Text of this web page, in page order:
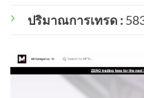
ปริมาณการเทรด :